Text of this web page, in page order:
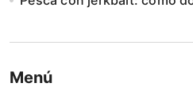
Menú